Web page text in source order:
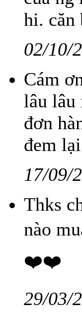
hi. căn
02/10/
Cám
lâu lâu
đơn
đem
17/09/
Thks
nào
❤️❤️
29/03/